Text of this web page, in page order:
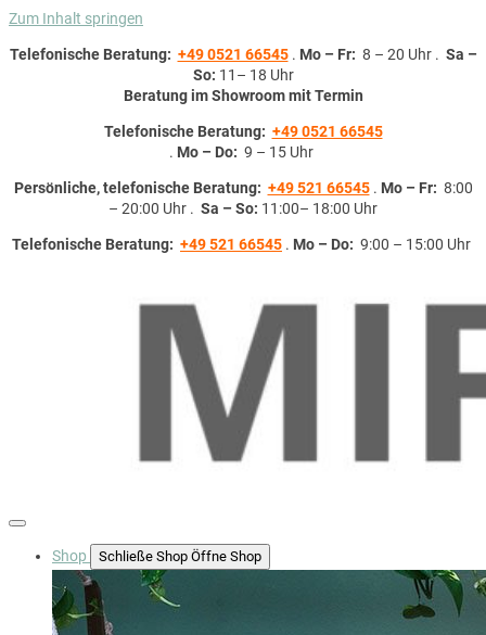
Zum Inhalt springen
Telefonische Beratung: +49 0521 66545. Mo – Fr: 8 – 20 Uhr . Sa –
So: 11– 18 Uhr
Beratung im Showroom mit Termin
Telefonische Beratung: +49 0521 66545
. Mo – Do: 9 – 15 Uhr
Persönliche, telefonische Beratung: +49 521 66545. Mo – Fr: 8:00
– 20:00 Uhr . Sa – So: 11:00– 18:00 Uhr
Telefonische Beratung: +49 521 66545 . Mo – Do: 9:00 – 15:00 Uhr
Shop Schließe Shop Öffne Shop